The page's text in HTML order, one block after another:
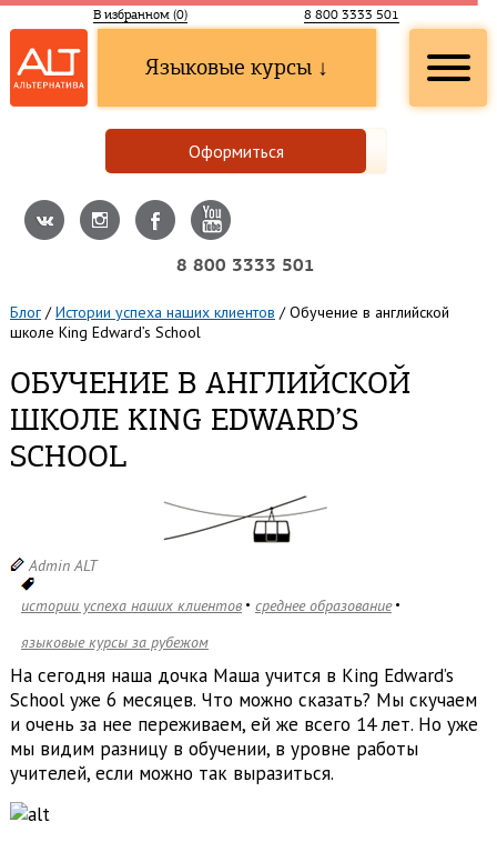
В избранном (0) 8 800 3333 501
Языковые курсы ↓
Оформиться
8 800 3333 501
Блог /Истории успеха наших клиентов /Обучение в английской
школе King Edward’s School
ОБУЧЕНИЕ В АНГЛИЙСКОЙ
ШКОЛЕ KING EDWARD’S
SCHOOL
Admin ALT
истории успеха наших клиентов
среднее образование
языковые курсы за рубежом
На сегодня наша дочка Маша учится в King Edward’s
School уже 6 месяцев. Что можно сказать? Мы скучаем
и очень за нее переживаем, ей же всего 14 лет. Но уже
мы видим разницу в обучении, в уровне работы
учителей, если можно так выразиться.